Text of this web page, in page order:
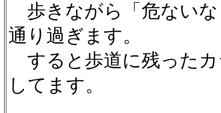
歩きながら「危ないな
通り過ぎます。
すると歩道に残った
してます。